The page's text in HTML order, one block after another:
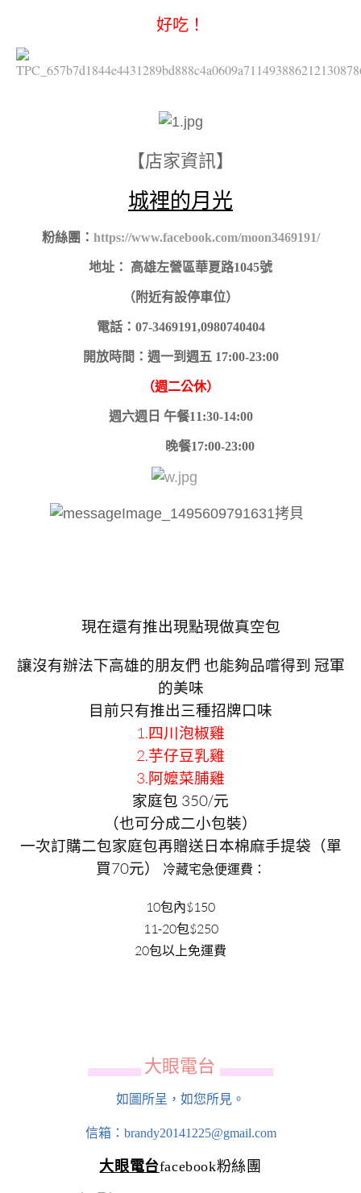
好吃！
【店家資訊】
城裡的月光
粉絲團： https://www.facebook.com/moon3469191/
地址： 高雄左營區華夏路1045號
（附近有設停車位）
電話：07-3469191,0980740404
開放時間：週一到週五 17:00-23:00
（週二公休）
週六週日 午餐11:30-14:00
晚餐17:00-23:00
現在還有推出現點現做真空包
讓沒有辦法下高雄的朋友們 也能夠品嚐得到 冠軍
的美味
目前只有推出三種招牌口味
1.四川泡椒雞
2.芋仔豆乳雞
3.阿嬤菜脯雞
家庭包 350/元
（也可分成二小包裝）
一次訂購二包家庭包再贈送日本棉麻手提袋（單
買70元）
冷藏宅急便運費：
10包內$150
11-20包$250
20包以上免運費
▄▄▄▄▄▄ 大眼電台 ▄▄▄▄▄▄
如圖所呈，如您所見。
信箱：brandy20141225@gmail.com
大眼電台facebook粉絲團